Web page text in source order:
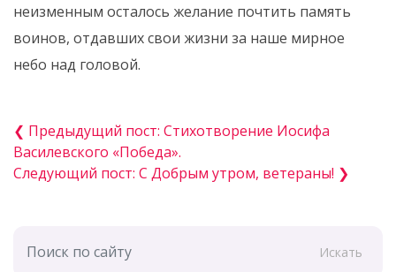
неизменным осталось желание почтить память
воинов, отдавших свои жизни за наше мирное
небо над головой.
❮ Предыдущий пост: Стихотворение Иосифа
Василевского «Победа».
Следующий пост: ️С Добрым утром, ветераны! ❯
Искать